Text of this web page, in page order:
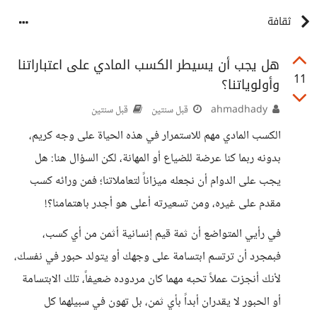
ثقافة
11
هل يجب أن يسيطر الكسب المادي على اعتباراتنا
وأولوياتنا؟
قبل سنتين قبل سنتين
الكسب المادي مهم للاستمرار في هذه الحياة على وجه كريم،
بدونه ربما كنا عرضة للضياع أو المهانة، لكن السؤال هنا: هل
يجب على الدوام أن نجعله ميزاناً لتعاملاتنا؛ فمن ورائه كسب
مقدم على غيره، ومن تسعيرته أعلى هو أجدر باهتمامنا؟!
في رأيي المتواضع أن ثمة قيم إنسانية أثمن من أي كسب،
فبمجرد أن ترتسم ابتسامة على وجهك أو يتولد حبور في نفسك،
لأنك أنجزت عملاً تحبه مهما كان مردوده ضعيفاً، تلك الابتسامة
أو الحبور لا يقدران أبداً بأي ثمن، بل تهون في سبيلهما كل